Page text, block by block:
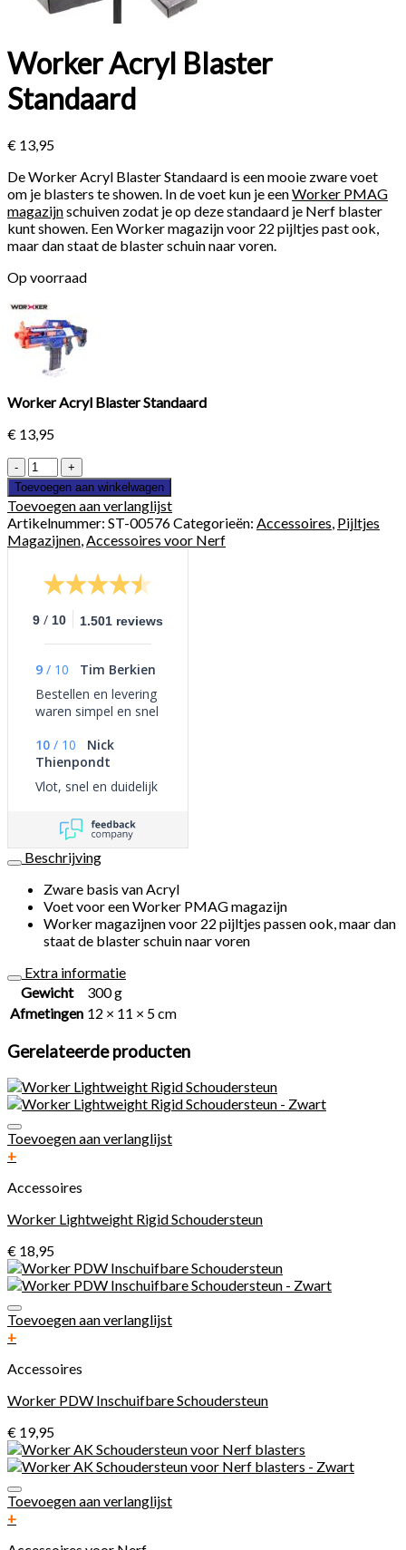
Worker Acryl Blaster
Standaard
€ 13,95
De Worker Acryl Blaster Standaard is een mooie zware voet
om je blasters te showen. In de voet kun je eenWorker PMAG
magazijnschuiven zodat je op deze standaard je Nerf blaster
kunt showen. Een Worker magazijn voor 22 pijltjes past ook,
maar dan staat de blaster schuin naar voren.
Op voorraad
Worker Acryl Blaster Standaard
€ 13,95
Worker
Acryl
Blaster
Standaard
aantal
Toevoegen aan winkelwagen
Toevoegen aan verlanglijst
Artikelnummer: ST-00576Categorieën: Accessoires, Pijltjes
Magazijnen,Accessoires voor Nerf
9 / 10 1.501 reviews
9 / 10
Tim Berkien
Bestellen en levering
waren simpel en snel
10 / 10
Nick
Thienpondt
Vlot, snel en duidelijk
Beschrijving
Zware basis van Acryl
Voet voor een Worker PMAG magazijn
Worker magazijnen voor 22 pijltjes passen ook, maar dan
staat de blaster schuin naar voren
Extra informatie
Gewicht
300 g
Afmetingen 12 × 11 × 5 cm
Gerelateerde producten
Toevoegen aan verlanglijst
+
Accessoires
Worker Lightweight Rigid Schoudersteun
€ 18,95
Toevoegen aan verlanglijst
+
Accessoires
Worker PDW Inschuifbare Schoudersteun
€ 19,95
Toevoegen aan verlanglijst
+